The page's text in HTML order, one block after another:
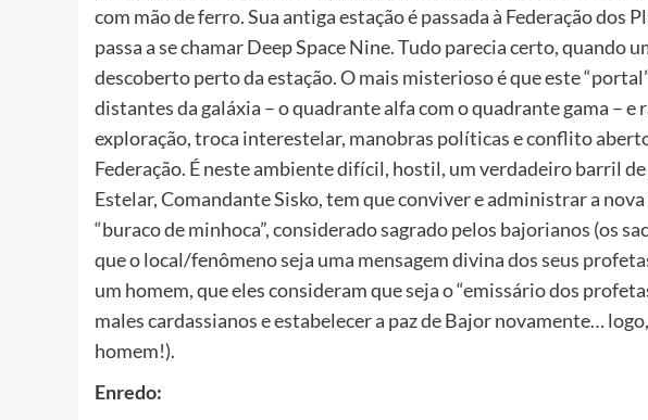
com mão de ferro. Sua antiga estação é passada à Federação dos
passa a se chamar Deep Space Nine. Tudo parecia certo, quando
descoberto perto da estação. O mais misterioso é que este
distantes da galáxia – o quadrante alfa com o quadrante gama –
exploração, troca interestelar, manobras políticas e conflito
Federação. É neste ambiente difícil, hostil, um verdadeiro barril
Estelar, Comandante Sisko, tem que conviver e administrar a
“buraco de minhoca”, considerado sagrado pelos bajorianos (os
que o local/fenômeno seja uma mensagem divina dos seus
um homem, que eles consideram que seja o “emissário dos
males cardassianos e estabelecer a paz de Bajor novamente…
homem!).
Enredo: